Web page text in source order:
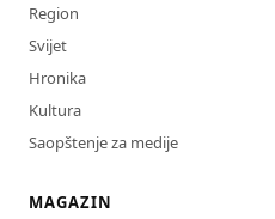
Region
Svijet
Hronika
Kultura
Saopštenje za medije
MAGAZIN